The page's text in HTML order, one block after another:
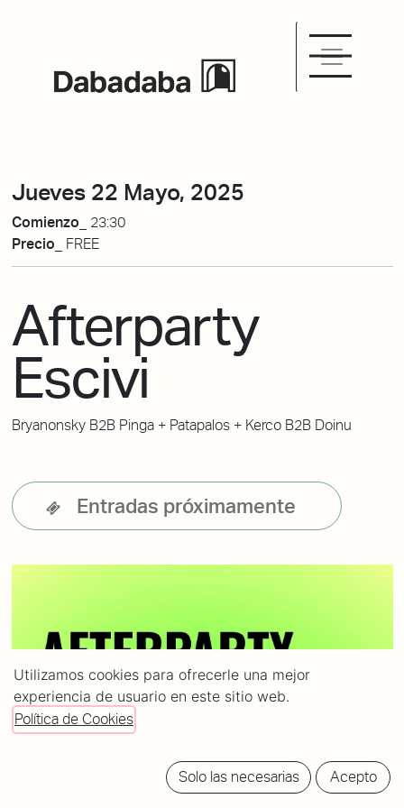
Jueves 22 Mayo, 2025
Comienzo_ 23:30
Precio_
FREE
Afterparty
Escivi
Bryanonsky B2B Pinga + Patapalos + Kerco B2B Doinu
Entradas próximamente
Utilizamos cookies para ofrecerle una mejor
experiencia de usuario en este sitio web.
Política de Cookies
Solo las necesarias Acepto